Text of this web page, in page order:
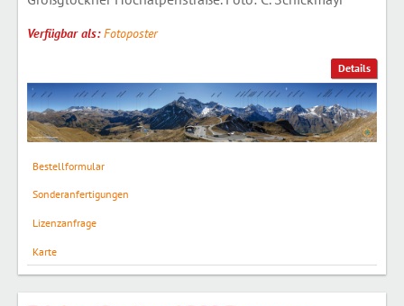
Details
Verfügbar als:Fotoposter
Bestellformular
Sonderanfertigungen
Lizenzanfrage
Karte